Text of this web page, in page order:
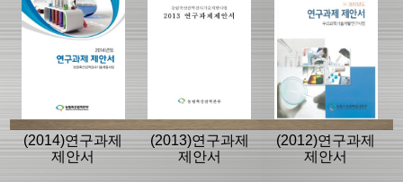
(2014)연구과제
제안서
(2013)연구과제
제안서
(2012)연구과제
제안서